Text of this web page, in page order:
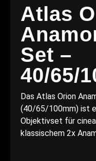
Atlas
Set –
40/65/
Das Atlas Orion
(40/65/100mm) ist
Objektivset für
klassischem 2x